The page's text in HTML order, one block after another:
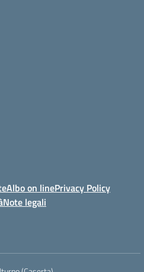
Albo on linePrivacy Policy
Note legali